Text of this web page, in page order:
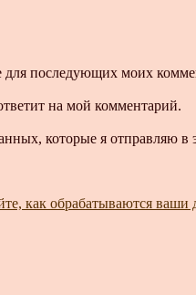
для последующих моих
на мой комментарий.
которые я отправляю в
как обрабатываются ваши